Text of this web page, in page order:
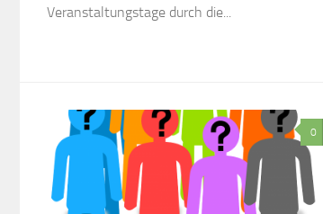
Veranstaltungstage durch die...
0